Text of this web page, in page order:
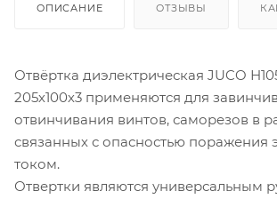
ОПИСАНИЕ ОТЗЫВЫ
Отвёртка диэлектрическая JUCO
205х100х3 применяются для
отвинчивания винтов, саморезов в
связанных с опасностью поражения
током.
Отвертки являются универсальным